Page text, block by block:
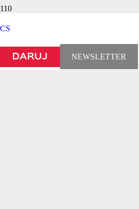
CS
DARUJ NEWSLETTER